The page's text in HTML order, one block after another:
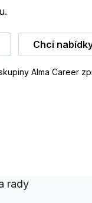
Chci
Alma Career
rady